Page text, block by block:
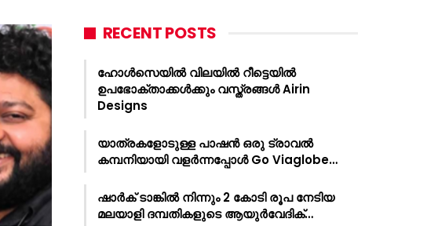
RECENT POSTS
ഹോൾസെയിൽ വിലയിൽ റീട്ടെയിൽ
ഉപഭോക്താക്കൾക്കും വസ്ത്രങ്ങൾ Airin
Designs
യാത്രകളോടുള്ള പാഷൻ ഒരു ട്രാവൽ
കമ്പനിയായി വളർന്നപ്പോൾ Go Viaglobe…
ഷാർക്‌ ടാങ്കിൽ നിന്നും 2 കോടി രൂപ നേടിയ
മലയാളി ദമ്പതികളുടെ ആയുർവേദിക്…